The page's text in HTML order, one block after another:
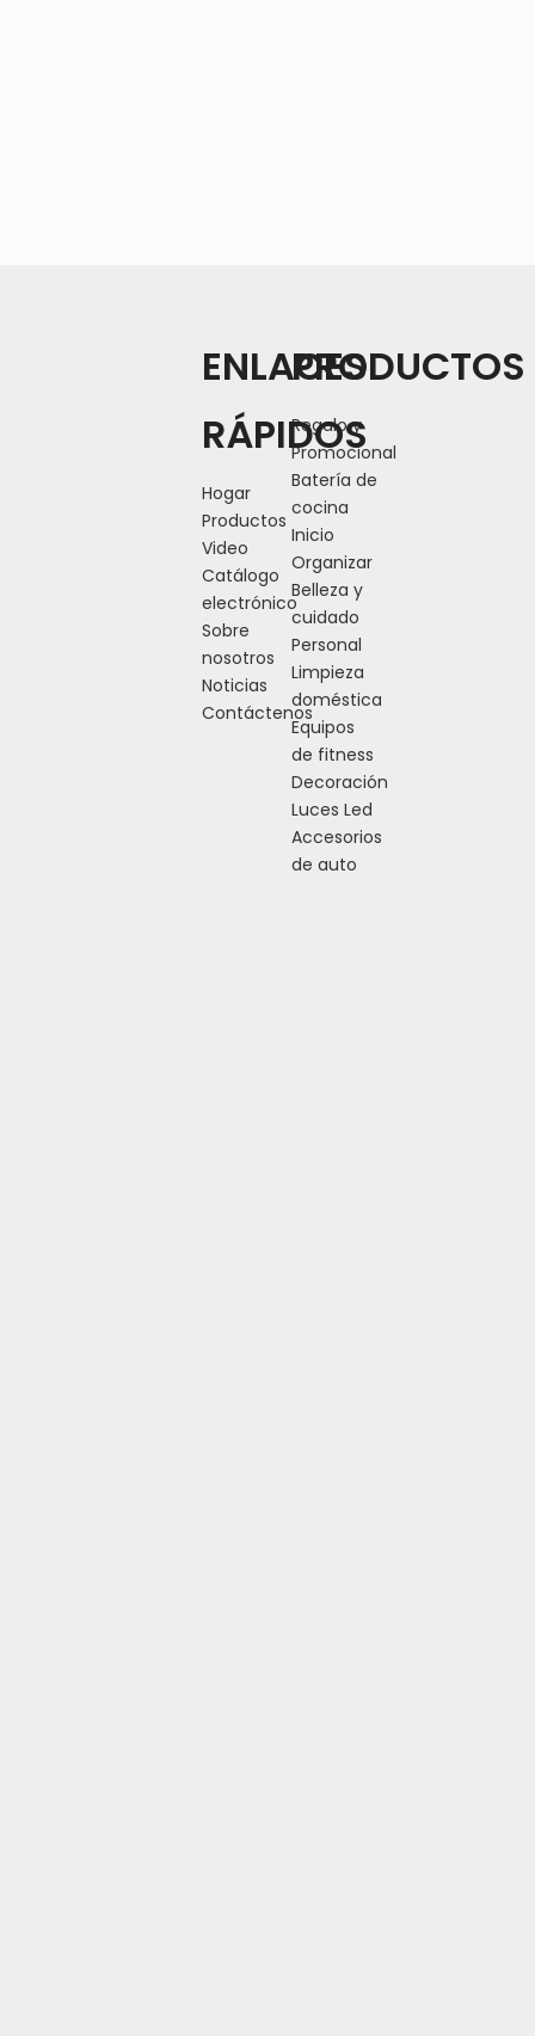
ENLACES
RÁPIDOS
Hogar
Productos
Video
Catálogo
electrónico
Sobre
nosotros
Noticias
Contáctenos
PRODUCTOS
Regalo y
Promocional
Batería de
cocina
Inicio
Organizar
Belleza y
cuidado
Personal
Limpieza
doméstica
Equipos
de fitness
Decoración
Luces Led
Accesorios
de auto